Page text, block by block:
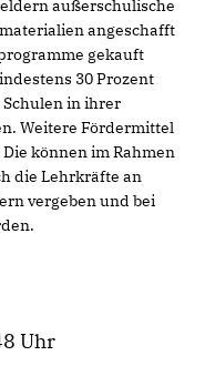
außerschulische
angeschafft
gekauft
30 Prozent
in ihrer
Weitere Fördermittel
können im Rahmen
die Lehrkräfte an
vergeben und bei
Uhr